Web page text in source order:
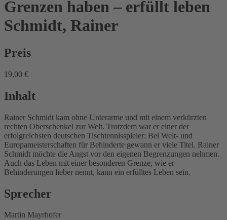
Grenzen haben – erfüllt leben
Schmidt, Rainer
Preis
19,00 €
Inhalt
Rainer Schmidt kam ohne Unterarme und mit einem verkürzten
rechten Oberschenkel zur Welt. Trotzdem war er einer der
erfolgreichsten deutschen Tischtennisspieler: Bei Welt- und
Europameisterschaften für Behinderte gewann er viele Titel. Rainer
Schmidt möchte die Angst vor den eigenen Begrenzungen nehmen.
Auch das Leben mit einer besonderen Grenze, wie er
Behinderungen lieber nennt, kann ein erfülltes Leben sein.
Sprecher
Martin Mayrhofer